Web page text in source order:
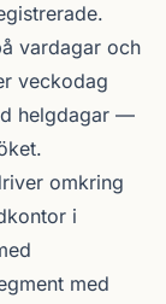
vardagar och
veckodag
helgdagar —
omkring
i
med